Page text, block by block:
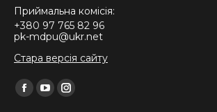
Приймальна комісія:
+380 97 765 82 96
pk-mdpu@ukr.net
Стара версія сайту
Find us on:
Facebook
YouTubeInstagram